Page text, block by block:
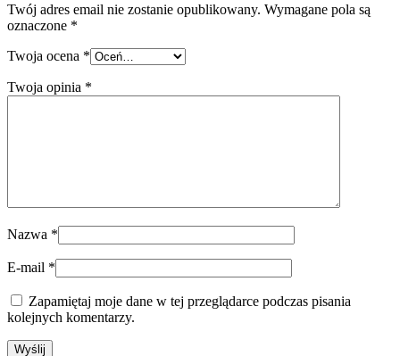
Twój adres email nie zostanie opublikowany. Wymagane pola są
oznaczone *
Twoja ocena *
Twoja opinia *
Nazwa *
E-mail *
Zapamiętaj moje dane w tej przeglądarce podczas pisania
kolejnych komentarzy.